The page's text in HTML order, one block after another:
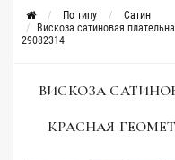
По типу
Сатин
Вискоза сатиновая
29082314
ВИСКОЗА
КРАСНАЯ